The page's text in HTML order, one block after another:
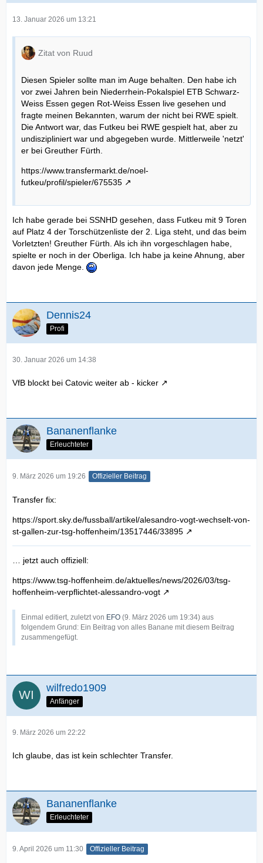
13. Januar 2026 um 13:21
Zitat von Ruud
Diesen Spieler sollte man im Auge behalten. Den habe ich
vor zwei Jahren bein Niederrhein-Pokalspiel ETB Schwarz-
Weiss Essen gegen Rot-Weiss Essen live gesehen und
fragte meinen Bekannten, warum der nicht bei RWE spielt.
Die Antwort war, das Futkeu bei RWE gespielt hat, aber zu
undiszipliniert war und abgegeben wurde. Mittlerweile 'netzt'
er bei Greuther Fürth.
https://www.transfermarkt.de/noel-
futkeu/profil/spieler/675535
Ich habe gerade bei SSNHD gesehen, dass Futkeu mit 9 Toren
auf Platz 4 der Torschützenliste der 2. Liga steht, und das beim
Vorletzten! Greuther Fürth. Als ich ihn vorgeschlagen habe,
spielte er noch in der Oberliga. Ich habe ja keine Ahnung, aber
davon jede Menge.
Dennis24
Profi
30. Januar 2026 um 14:38
VfB blockt bei Catovic weiter ab - kicker
Bananenflanke
Erleuchteter
9. März 2026 um 19:26 Offizieller Beitrag
Transfer fix:
https://sport.sky.de/fussball/artikel/alesandro-vogt-wechselt-von-
st-gallen-zur-tsg-hoffenheim/13517446/33895
… jetzt auch offiziell:
https://www.tsg-hoffenheim.de/aktuelles/news/2026/03/tsg-
hoffenheim-verpflichtet-alessandro-vogt
Einmal editiert, zuletzt von EFO (9. März 2026 um 19:34) aus
folgendem Grund: Ein Beitrag von alles Banane mit diesem Beitrag
zusammengefügt.
wilfredo1909
Anfänger
9. März 2026 um 22:22
Ich glaube, das ist kein schlechter Transfer.
Bananenflanke
Erleuchteter
9. April 2026 um 11:30 Offizieller Beitrag